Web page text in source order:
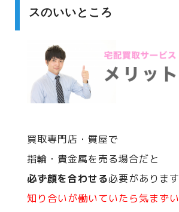
スのいいところ
買取専門店・質屋で
指輪・貴金属を売る場合だと
必ず顔を合わせる必要があります
知り合いが働いていたら気まずい